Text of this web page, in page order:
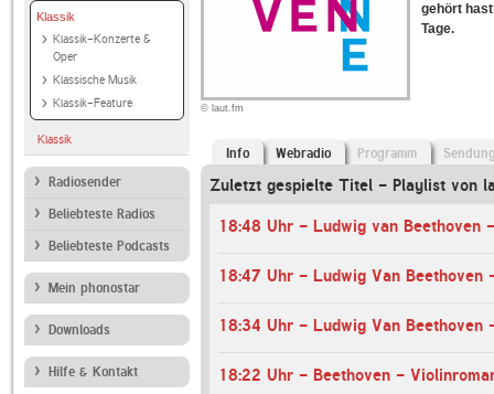
Klassik
Klassik-Konzerte &
Oper
Klassische Musik
Klassik-Feature
Klassik
Radiosender
Beliebteste Radios
Beliebteste Podcasts
Mein phonostar
Downloads
Hilfe & Kontakt
© laut.fm
gehört
Tage.
Info Webradio Programm
Zuletzt gespielte Titel - Playlist von
18:22 Uhr - Beethoven -